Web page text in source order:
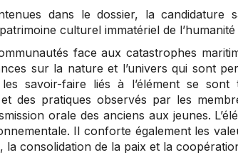
dans le dossier, la candidature
culturel immatériel de
face aux catastrophes
sur la nature et l’univers qui sont
savoir-faire liés à l’élément se
des pratiques observés par les
orale des anciens aux jeunes.
Il conforte également les
consolidation de la paix et la